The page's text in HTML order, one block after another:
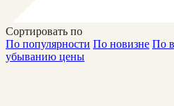
Сортировать по
По популярности По новизне По
убыванию цены